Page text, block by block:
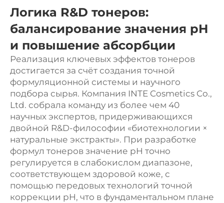
Логика R&D тонеров:
балансирование значения pH
и повышение абсорбции
Реализация ключевых эффектов тонеров
достигается за счёт создания точной
формуляционной системы и научного
подбора сырья. Компания INTE Cosmetics Co.,
Ltd. собрала команду из более чем 40
научных экспертов, придерживающихся
двойной R&D-философии «биотехнологии ×
натуральные экстракты». При разработке
формул тонеров значение pH точно
регулируется в слабокислом диапазоне,
соответствующем здоровой коже, с
помощью передовых технологий точной
коррекции pH, что в фундаментальном плане